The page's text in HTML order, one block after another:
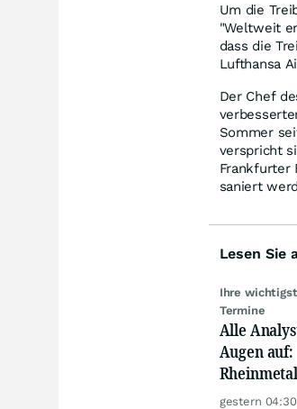
Um die
"Weltweit
dass die
Lufthansa
Der Chef
Sommer
verspricht
Frankfurter
saniert
Lesen Sie
Ihre
Termine
Alle
Augen auf:
Deutsche
gestern 04:30